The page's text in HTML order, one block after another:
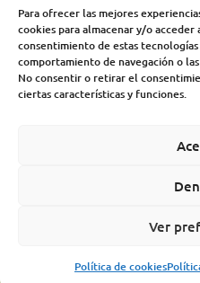
Para ofrecer las mejores
cookies para almacenar y/o
consentimiento de estas
comportamiento de navegación o
No consentir o retirar el
ciertas características y funciones.
Ver
Política de cookies
viernes de 9:00 a
ininterrumpido.
Psicología:
presencialmente
Política de